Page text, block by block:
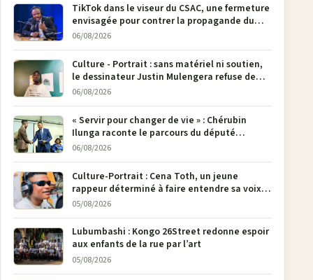
TikTok dans le viseur du CSAC, une fermeture
envisagée pour contrer la propagande du
M23
06/08/2026
Culture - Portrait : sans matériel ni soutien,
le dessinateur Justin Mulengera refuse de
poser son crayon
06/08/2026
« Servir pour changer de vie » : Chérubin
Ilunga raconte le parcours du député
national Jethro Muyombi Tshimbu en 137
06/08/2026
Culture-Portrait : Cena Toth, un jeune
rappeur déterminé à faire entendre sa voix à
Bunia
05/08/2026
Lubumbashi : Kongo 26Street redonne espoir
aux enfants de la rue par l’art
05/08/2026